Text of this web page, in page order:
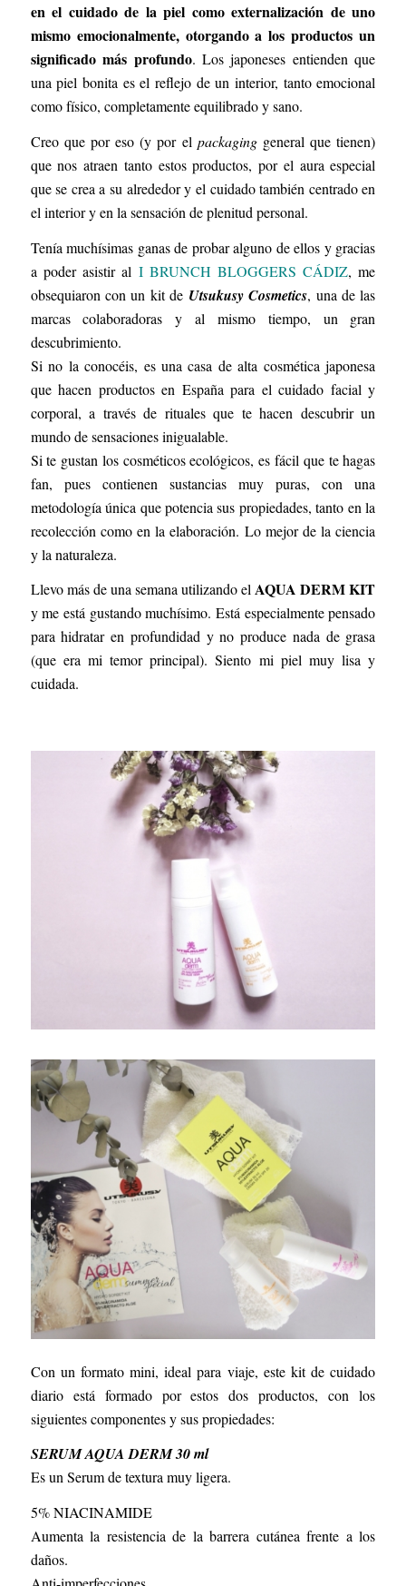
en el cuidado de la piel como externalización de uno
mismo emocionalmente, otorgando a los productos un
significado más profundo. Los japoneses entienden que
una piel bonita es el reflejo de un interior, tanto emocional
como físico, completamente equilibrado y sano.
Creo que por eso (y por el packaginggeneral que tienen)
que nos atraen tanto estos productos, por el aura especial
que se crea a su alrededor y el cuidado también centrado en
el interior y en la sensación de plenitud personal.
Tenía muchísimas ganas de probar alguno de ellos y gracias
a poder asistir al I BRUNCH BLOGGERS CÁDIZ, me
obsequiaron con un kit de Utsukusy Cosmetics, una de las
marcas colaboradoras y al mismo tiempo, un gran
descubrimiento.
Si no la conocéis, es una casa de alta cosmética japonesa
que hacen productos en España para el cuidado facial y
corporal, a través de rituales que te hacen descubrir un
mundo de sensaciones inigualable.
Si te gustan los cosméticos ecológicos, es fácil que te hagas
fan, pues contienen sustancias muy puras, con una
metodología única que potencia sus propiedades, tanto en la
recolección como en la elaboración. Lo mejor de la ciencia
y la naturaleza.
Llevo más de una semana utilizando elAQUA DERM KIT
y me está gustando muchísimo. Está especialmente pensado
para hidratar en profundidad y no produce nada de grasa
(que era mi temor principal). Siento mi piel muy lisa y
cuidada.
Con un formato mini, ideal para viaje, este kit de cuidado
diario está formado por estos dos productos, con los
siguientes componentes y sus propiedades:
SERUM AQUA DERM 30 ml
Es un Serum de textura muy ligera.
5% NIACINAMIDE
Aumenta la resistencia de la barrera cutánea frente a los
daños.